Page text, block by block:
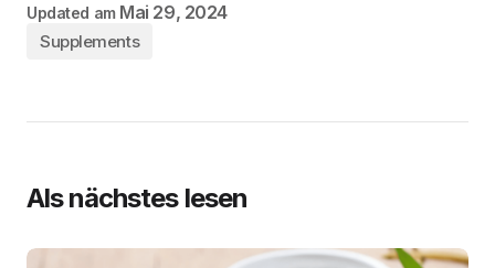
Updated am Mai 29, 2024
Supplements
Als nächstes lesen